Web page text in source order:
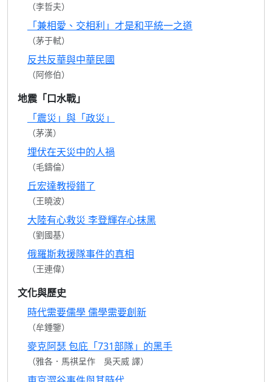
（李哲夫）
「兼相愛、交相利」才是和平統一之道
（茅于軾）
反共反華與中華民國
（阿修伯）
地震「口水戰」
「震災」與「政災」
（茅漢）
埋伏在天災中的人禍
（毛鑄倫）
丘宏達教授錯了
（王曉波）
大陸有心救災 李登輝存心抹黑
（劉國基）
俄羅斯救援隊事件的真相
（王連偉）
文化與歷史
時代需要儒學 儒學需要創新
（牟鍾鑒）
麥克阿瑟 包庇「731部隊」的黑手
（雅各．馬祺呈作 吳天威 譯）